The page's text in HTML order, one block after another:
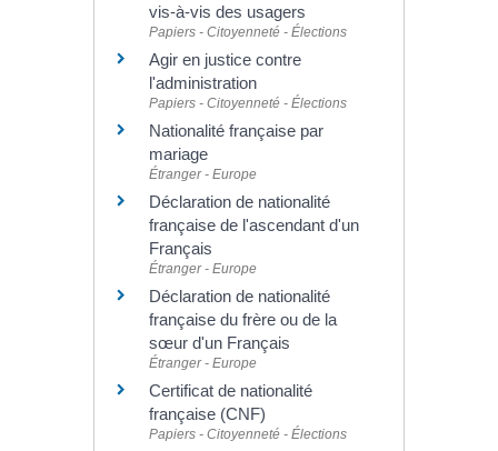
vis-à-vis des usagers
Papiers - Citoyenneté - Élections
Agir en justice contre
l'administration
Papiers - Citoyenneté - Élections
Nationalité française par
mariage
Étranger - Europe
Déclaration de nationalité
française de l'ascendant d'un
Français
Étranger - Europe
Déclaration de nationalité
française du frère ou de la
sœur d'un Français
Étranger - Europe
Certificat de nationalité
française (CNF)
Papiers - Citoyenneté - Élections